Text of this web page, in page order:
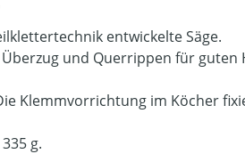
entwickelte Säge.
und Querrippen für guten
Klemmvorrichtung im Köcher
g.